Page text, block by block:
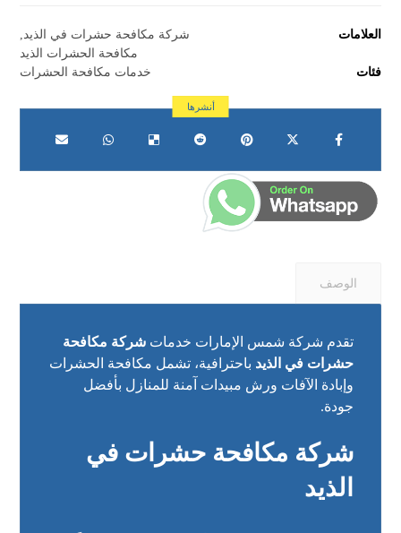
العلامات شركة مكافحة حشرات في الذيد,
مكافحة الحشرات الذيد
فئات
خدمات مكافحة الحشرات
الوصف
تقدم شركة شمس الإمارات خدماتشركة مكافحة
حشرات في الذيد باحترافية، تشمل مكافحة الحشرات
وإبادة الآفات ورش مبيدات آمنة للمنازل بأفضل
جودة.
شركة مكافحة حشرات في
الذيد